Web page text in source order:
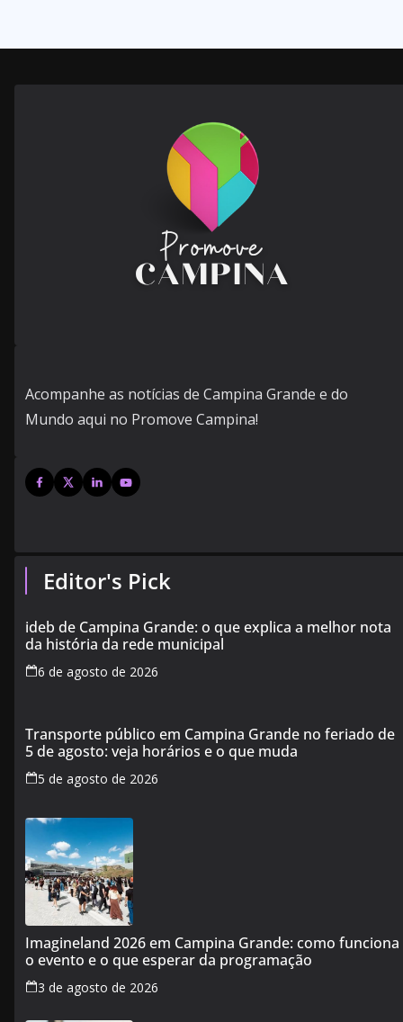
Acompanhe as notícias de Campina Grande e do
Mundo aqui no Promove Campina!
Editor's Pick
ideb de Campina Grande: o que explica a melhor nota
da história da rede municipal
6 de agosto de 2026
Transporte público em Campina Grande no feriado de
5 de agosto: veja horários e o que muda
5 de agosto de 2026
Imagineland 2026 em Campina Grande: como funciona
o evento e o que esperar da programação
3 de agosto de 2026